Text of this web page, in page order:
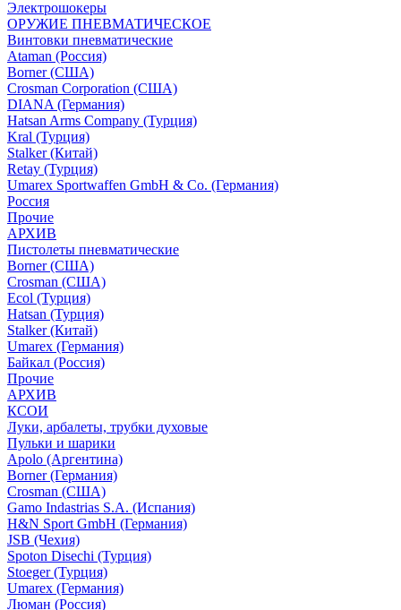
Электрошокеры
ОРУЖИЕ ПНЕВМАТИЧЕСКОЕ
Винтовки пневматические
Ataman (Россия)
Borner (США)
Crosman Corporation (США)
DIANA (Германия)
Hatsan Arms Company (Турция)
Kral (Турция)
Stalker (Китай)
Retay (Турция)
Umarex Sportwaffen GmbH & Co. (Германия)
Россия
Прочие
АРХИВ
Пистолеты пневматические
Borner (США)
Crosman (США)
Ecol (Турция)
Hatsan (Турция)
Stalker (Китай)
Umarex (Германия)
Байкал (Россия)
Прочие
АРХИВ
КСОИ
Луки, арбалеты, трубки духовые
Пульки и шарики
Apolo (Аргентина)
Borner (Германия)
Crosman (США)
Gamo Indastrias S.A. (Испания)
H&N Sport GmbH (Германия)
JSB (Чехия)
Spoton Disechi (Турция)
Stoeger (Турция)
Umarex (Германия)
Люман (Россия)